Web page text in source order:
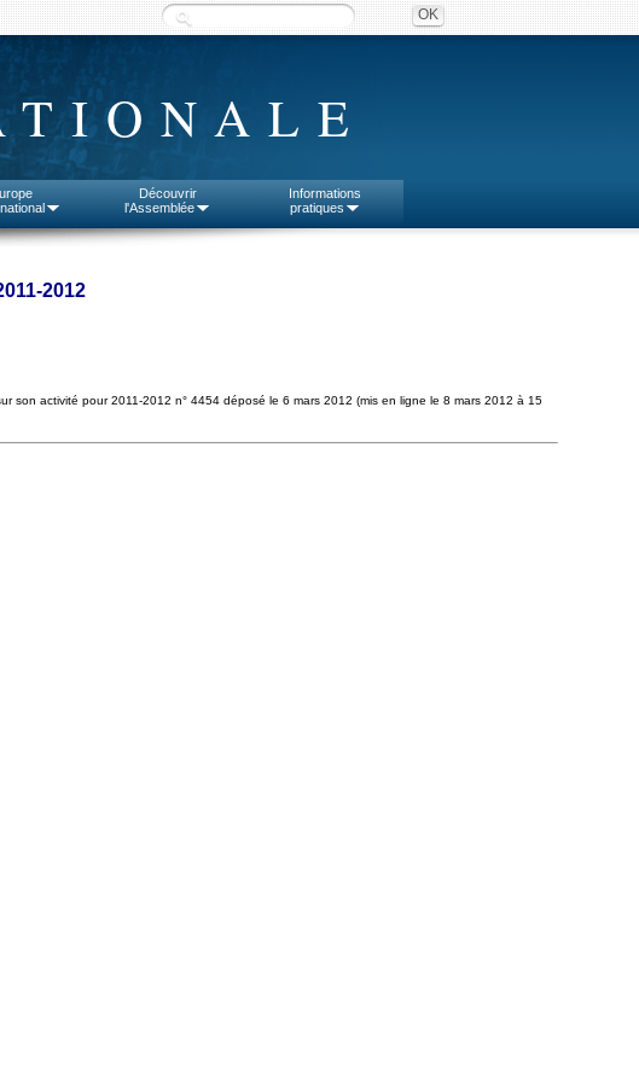
Découvrir
l'Assemblée
Informations
pratiques
2012
activité pour 2011-2012 n° 4454 déposé le 6 mars 2012 (mis en ligne le 8 mars 2012 à 15